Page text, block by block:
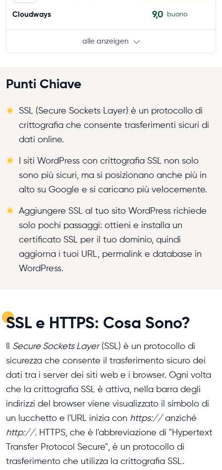
Cloudways 9,0 buono
alle anzeigen
Punti Chiave
SSL (Secure Sockets Layer) è un protocollo di
crittografia che consente trasferimenti sicuri di
dati online.
I siti WordPress con crittografia SSL non solo
sono più sicuri, ma si posizionano anche più in
alto su Google e si caricano più velocemente.
Aggiungere SSL al tuo sito WordPress richiede
solo pochi passaggi: ottieni e installa un
certificato SSL per il tuo dominio, quindi
aggiorna i tuoi URL, permalink e database in
WordPress.
SSL e HTTPS: Cosa Sono?
Secure Sockets Layer(SSL) è un protocollo di
sicurezza che consente il trasferimento sicuro dei
dati tra i server dei siti web e i browser. Ogni volta
che la crittografia SSL è attiva, nella barra degli
indirizzi del browser viene visualizzato il simbolo di
un lucchetto e l'URL inizia con https://anziché
http://. HTTPS, che è l'abbreviazione di "Hypertext
Transfer Protocol Secure", è un protocollo di
trasferimento che utilizza la crittografia SSL.